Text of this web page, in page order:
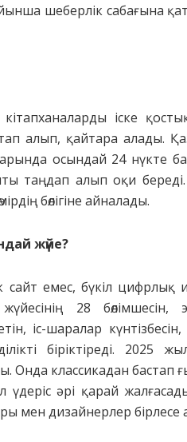
шеберлік сабағына
іске
алып, қайтара алады.
осындай 24 нүкте
таңдап алып оқи
бөлігіне айналады.
жүйе?
емес, бүкіл цифрлық
28 бөлімшесін,
іс-шаралар
біріктіреді. 2025
классикадан бастап
әрі қарай
мен дизайнерлер